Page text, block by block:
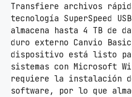
n
v
i
o
B
a
s
i
Transfiere archivos
tecnología SuperSpeed
almacena hasta 4 TB de
duro externo Canvio
dispositivo está listo
sistemas con Microsoft
requiere la instalación
software, por lo que